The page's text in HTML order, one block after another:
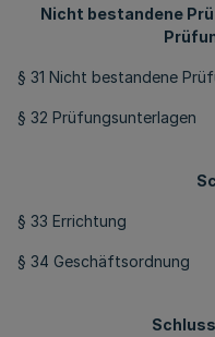
Nicht bestandene
§ 31 Nicht bestandene
§ 32 Prüfungsunterlagen
§ 33 Errichtung
§ 34 Geschäftsordnung